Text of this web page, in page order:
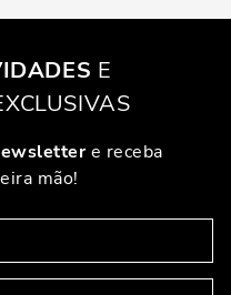
E
e receba
mão!